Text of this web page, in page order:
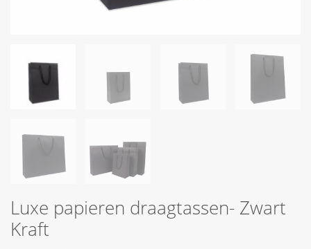
Luxe papieren draagtassen- Zwart
Kraft